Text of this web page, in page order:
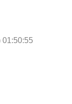
01:50:55